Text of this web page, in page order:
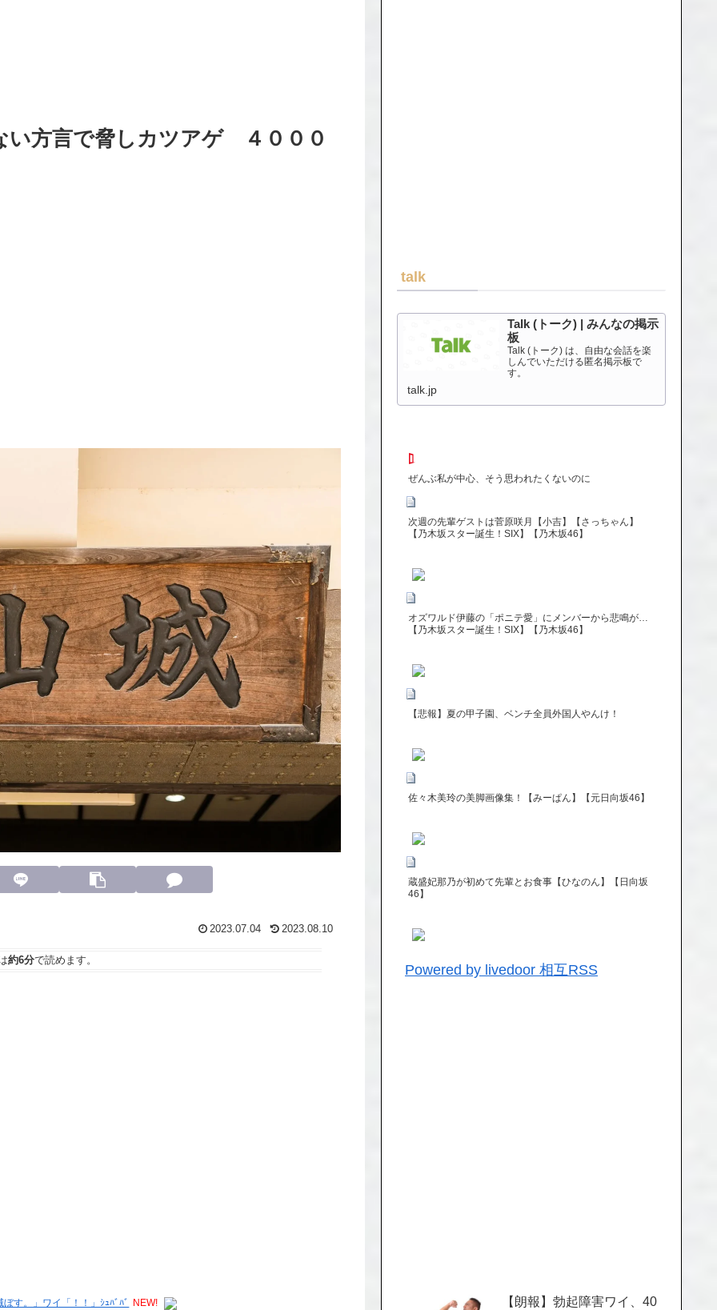
い方言で脅しカツアゲ ４０００
2023.07.04 2023.08.10
約6分で読めます。
す。」ワイ「！！」ｼｭﾊﾞﾊﾞ
NEW!
talk
Talk (トーク) | みんなの掲示
板
Talk (トーク) は、自由な会話を楽
しんでいただける匿名掲示板で
す。
talk.jp
ぜんぶ私が中心、そう思われたくないのに
次週の先輩ゲストは菅原咲月【小吉】【さっちゃん】
【乃木坂スター誕生！SIX】【乃木坂46】
オズワルド伊藤の「ポニテ愛」にメンバーから悲鳴が…
【乃木坂スター誕生！SIX】【乃木坂46】
【悲報】夏の甲子園、ベンチ全員外国人やんけ！
佐々木美玲の美脚画像集！【みーぱん】【元日向坂46】
蔵盛妃那乃が初めて先輩とお食事【ひなのん】【日向坂
46】
Powered by livedoor 相互RSS
【朗報】勃起障害ワイ、40